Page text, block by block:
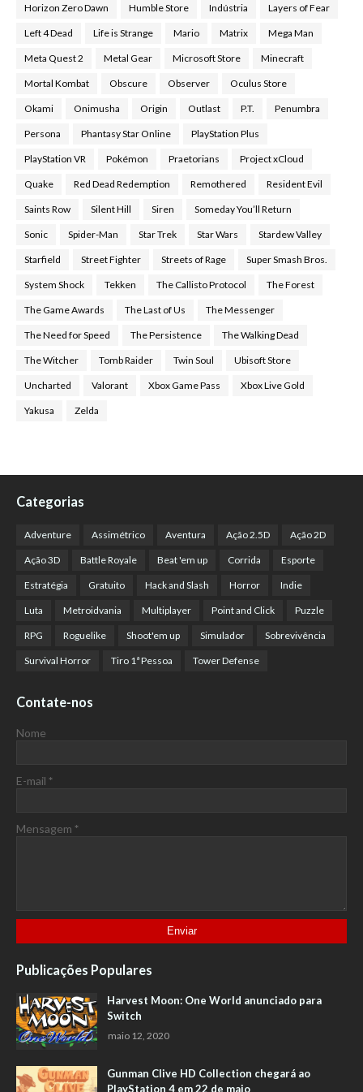
Horizon Zero Dawn Humble Store Indústria Layers of Fear
Left 4 Dead Life is Strange Mario Matrix Mega Man
Meta Quest 2 Metal Gear Microsoft Store Minecraft
Mortal Kombat Obscure Observer Oculus Store
Okami Onimusha Origin Outlast P.T. Penumbra
Persona Phantasy Star Online PlayStation Plus
PlayStation VR Pokémon Praetorians Project xCloud
Quake Red Dead Redemption Remothered Resident Evil
Saints Row Silent Hill Siren Someday You’ll Return
Sonic Spider-Man Star Trek Star Wars Stardew Valley
Starfield Street Fighter Streets of Rage Super Smash Bros.
System Shock Tekken The Callisto Protocol The Forest
The Game Awards The Last of Us The Messenger
The Need for Speed The Persistence The Walking Dead
The Witcher Tomb Raider Twin Soul Ubisoft Store
Uncharted Valorant Xbox Game Pass Xbox Live Gold
Yakusa Zelda
Categorias
Adventure Assimétrico Aventura Ação 2.5D Ação 2D
Ação 3D Battle Royale Beat 'em up Corrida Esporte
Estratégia Gratuito Hack and Slash Horror Indie
Luta Metroidvania Multiplayer Point and Click Puzzle
RPG Roguelike Shoot'em up Simulador Sobrevivência
Survival Horror Tiro 1ª Pessoa Tower Defense
Contate-nos
Nome
E-mail *
Mensagem *
Publicações Populares
Harvest Moon: One World anunciado para
Switch
maio 12, 2020
Gunman Clive HD Collection chegará ao
PlayStation 4 em 22 de maio